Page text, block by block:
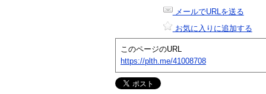
メールでURLを送る
お気に入りに追加する
このページのURL
https://plth.me/41008708